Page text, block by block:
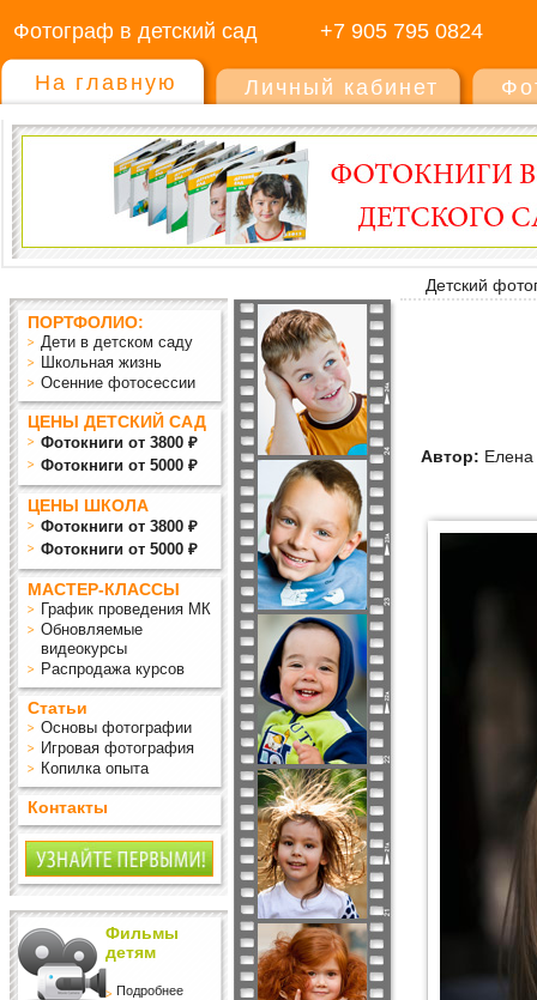
Фотограф в детский сад +7 905 795 0824
На главную Личный кабинет
Детский
ПОРТФОЛИО:
Дети в детском саду
Школьная жизнь
Осенние фотосессии
ЦЕНЫ ДЕТСКИЙ САД
Фотокниги от 3800 ₽
Фотокниги от 5000 ₽
ЦЕНЫ ШКОЛА
Фотокниги от 3800 ₽
Фотокниги от 5000 ₽
МАСТЕР-КЛАССЫ
График проведения МК
Обновляемые
видеокурсы
Распродажа курсов
Статьи
Основы фотографии
Игровая фотография
Копилка опыта
Контакты
Фильмы
детям
Подробнее
Автор: Елена